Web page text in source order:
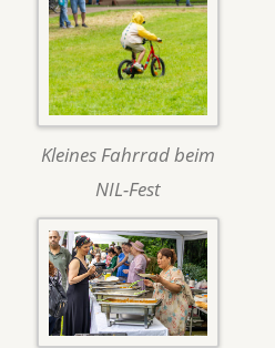
Kleines Fahrrad beim
NIL-Fest